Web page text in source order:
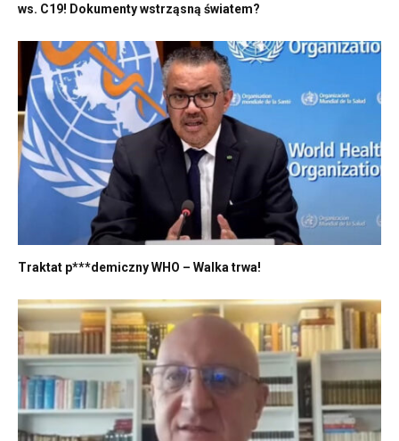
ws. C19! Dokumenty wstrząsną światem?
Traktat p***demiczny WHO – Walka trwa!